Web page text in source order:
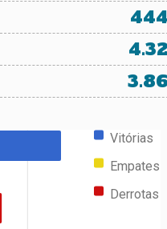
Vitórias
Empates
Derrotas